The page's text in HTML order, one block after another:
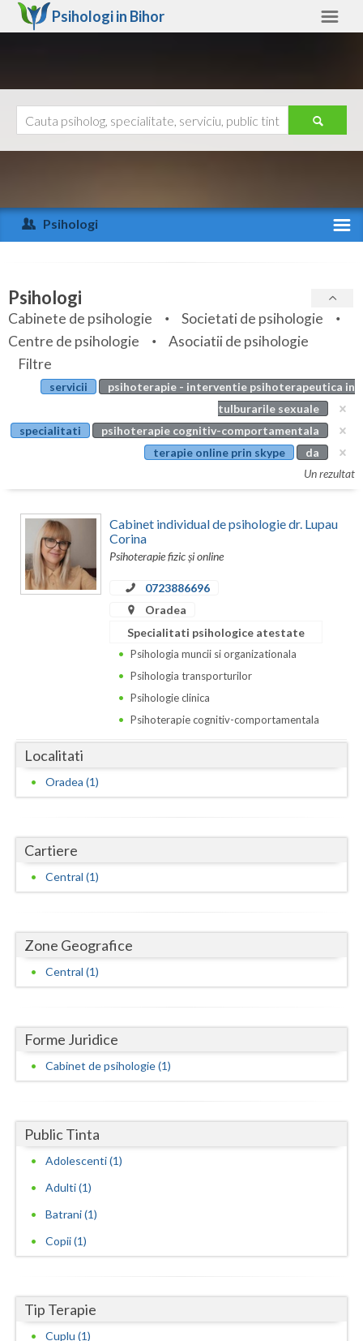
Psihologi in Bihor
Arad
Arges
Bihor
Bistrita-Nasaud
Botosani
Brasov
Calarasi
Caras-Severin
Galati
Giurgiu
Harghita
Hunedoara
Ilfov
Mehedinti
Neamt
Olt
Prahova
Salaj
Satu-Mare
Suceava
Ajutor
Psihologi
Specialitati
Servicii
Articole
Evenimente
Cabinet
Psihologi
Cabinete de psihologie
Societati de psihologie
Centre de psihologie
Asociatii de psihologie
Filtre
servicii
psihoterapie - interventie psihoterapeutica in
tulburarile sexuale
specialitati
psihoterapie cognitiv-comportamentala
terapie online prin skype
da
Un rezultat
Cabinet individual de psihologie dr. Lupau
Corina
Psihoterapie fizic și online
0723886696
Oradea
Specialitati psihologice atestate
Psihologia muncii si organizationala
Psihologia transporturilor
Psihologie clinica
Psihoterapie cognitiv-comportamentala
Localitati
Oradea (1)
Cartiere
Central (1)
Zone Geografice
Central (1)
Forme Juridice
Cabinet de psihologie (1)
Public Tinta
Adolescenti (1)
Adulti (1)
Batrani (1)
Copii (1)
Tip Terapie
Cuplu (1)